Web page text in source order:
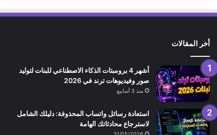
أخر المقالات
أشهر 4 برومبتات الذكاء الاصطناعي للبنات لتوليد
صور وفيديوهات ترند في 2026
منذ 3 أسابيع
استعادة رسائل واتساب المحذوفة: دليلك الشامل
لاسترجاع محادثاتك الهامة